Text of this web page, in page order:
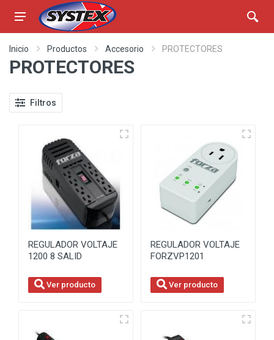
Inicio Productos Accesorio PROTECTORES
PROTECTORES
Filtros
REGULADOR VOLTAJE
1200 8 SALID
Ver producto
REGULADOR VOLTAJE
FORZVP1201
Ver producto